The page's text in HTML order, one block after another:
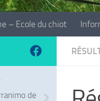
– Ecole du chiot
de